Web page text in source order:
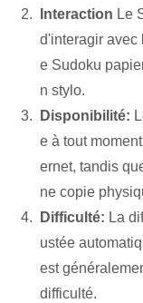
Interaction Le
d'interagir avec
e Sudoku
n stylo.
Disponibilité:
e à tout
ernet, tandis
ne copie
Difficulté: La
ustée
est
difficulté.